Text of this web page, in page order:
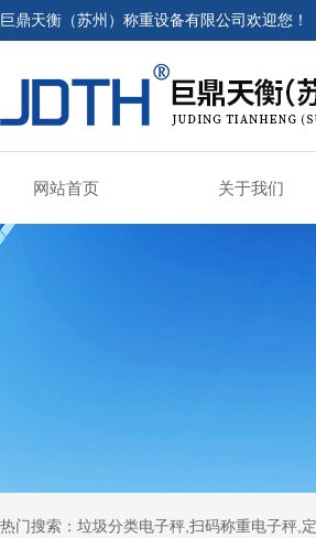
巨鼎天衡（苏州）称重设备有限公司欢迎您！
网站首页 关于我们
热门搜索：垃圾分类电子秤,扫码称重电子秤,